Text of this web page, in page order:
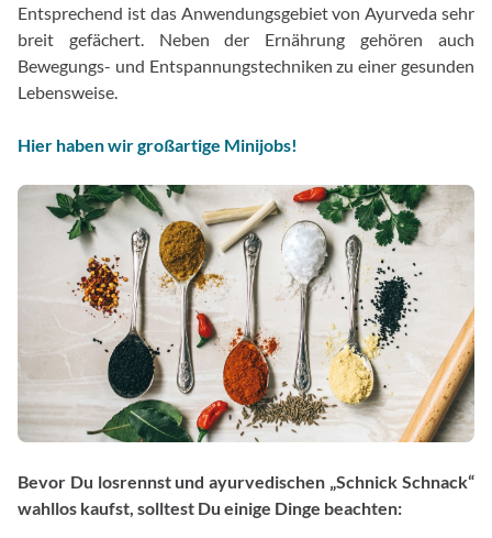
Entsprechend ist das Anwendungsgebiet von Ayurveda sehr
breit gefächert. Neben der Ernährung gehören auch
Bewegungs- und Entspannungstechniken zu einer gesunden
Lebensweise.
Hier haben wir großartige Minijobs!
Bevor Du losrennst und ayurvedischen „Schnick Schnack“
wahllos kaufst, solltest Du einige Dinge beachten: